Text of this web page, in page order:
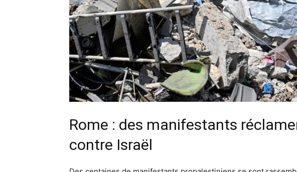
Rome : des manifestants
contre Israël